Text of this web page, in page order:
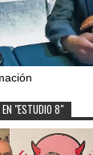
EN "ESTUDIO 8"